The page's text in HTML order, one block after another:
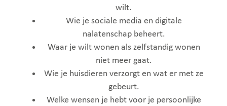
wilt.
Wie je sociale media en digitale
nalatenschap beheert.
Waar je wilt wonen als zelfstandig wonen
niet meer gaat.
Wie je huisdieren verzorgt en wat er met ze
gebeurt.
Welke wensen je hebt voor je persoonlijke